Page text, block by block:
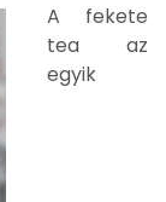
A fekete
tea az
egyik